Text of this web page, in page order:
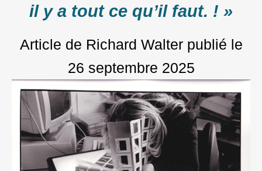
il y a tout ce qu’il faut. ! »
Article de Richard Walterpublié le
26 septembre 2025